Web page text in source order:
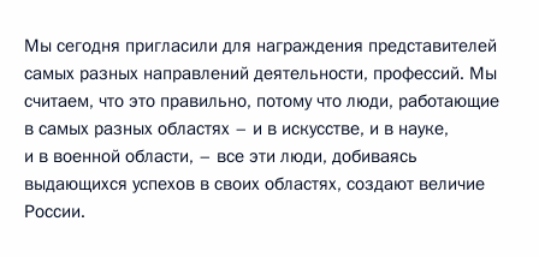
Мы сегодня пригласили для награждения представителей
самых разных направлений деятельности, профессий. Мы
считаем, что это правильно, потому что люди, работающие
в самых разных областях – и в искусстве, и в науке,
и в военной области, – все эти люди, добиваясь
выдающихся успехов в своих областях, создают величие
России.